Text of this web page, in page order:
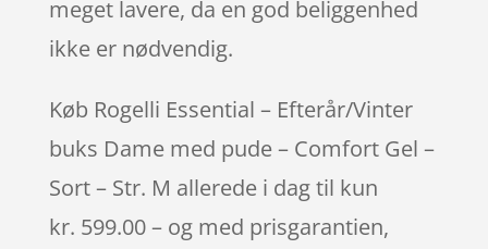
meget lavere, da en god beliggenhed
ikke er nødvendig.
Køb Rogelli Essential – Efterår/Vinter
buks Dame med pude – Comfort Gel –
Sort – Str. M allerede i dag til kun
kr. 599.00 – og med prisgarantien,